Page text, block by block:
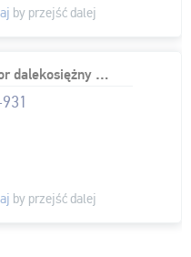
by przejść dalej
Pokrywa, reflektor dalekosiężny - DynaRay Double Row 15'
by przejść dalej